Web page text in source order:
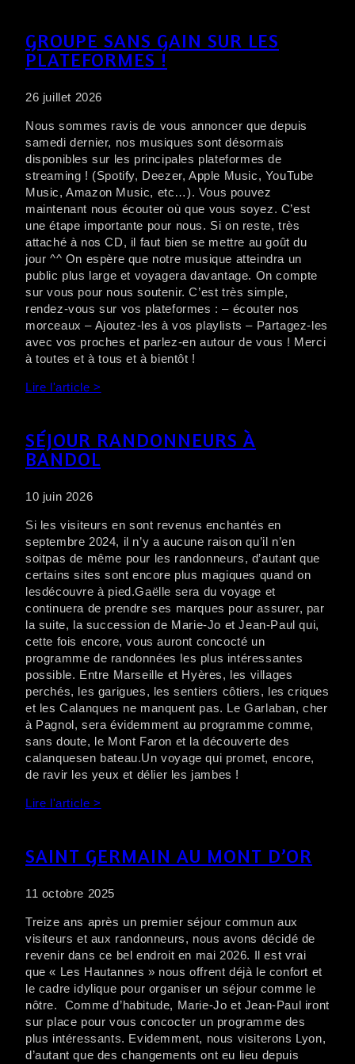
GROUPE SANS GAIN SUR LES
PLATEFORMES !
26 juillet 2026
Nous sommes ravis de vous annoncer que depuis
samedi dernier, nos musiques sont désormais
disponibles sur les principales plateformes de
streaming ! (Spotify, Deezer, Apple Music, YouTube
Music, Amazon Music, etc…). Vous pouvez
maintenant nous écouter où que vous soyez. C’est
une étape importante pour nous. Si on reste, très
attaché à nos CD, il faut bien se mettre au goût du
jour ^^ On espère que notre musique atteindra un
public plus large et voyagera davantage. On compte
sur vous pour nous soutenir. C’est très simple,
rendez-vous sur vos plateformes : – écouter nos
morceaux – Ajoutez-les à vos playlists – Partagez-les
avec vos proches et parlez-en autour de vous ! Merci
à toutes et à tous et à bientôt !
Lire l'article >
SÉJOUR RANDONNEURS À
BANDOL
10 juin 2026
Si les visiteurs en sont revenus enchantés en
septembre 2024, il n’y a aucune raison qu’il n’en
soitpas de même pour les randonneurs, d’autant que
certains sites sont encore plus magiques quand on
lesdécouvre à pied.Gaëlle sera du voyage et
continuera de prendre ses marques pour assurer, par
la suite, la succession de Marie-Jo et Jean-Paul qui,
cette fois encore, vous auront concocté un
programme de randonnées les plus intéressantes
possible. Entre Marseille et Hyères, les villages
perchés, les garigues, les sentiers côtiers, les criques
et les Calanques ne manquent pas. Le Garlaban, cher
à Pagnol, sera évidemment au programme comme,
sans doute, le Mont Faron et la découverte des
calanquesen bateau.Un voyage qui promet, encore,
de ravir les yeux et délier les jambes !
Lire l'article >
SAINT GERMAIN AU MONT D’OR
11 octobre 2025
Treize ans après un premier séjour commun aux
visiteurs et aux randonneurs, nous avons décidé de
revenir dans ce bel endroit en mai 2026. Il est vrai
que « Les Hautannes » nous offrent déjà le confort et
le cadre idylique pour organiser un séjour comme le
nôtre. Comme d’habitude, Marie-Jo et Jean-Paul iront
sur place pour vous concocter un programme des
plus intéressants. Evidemment, nous visiterons Lyon,
d’autant que des changements ont eu lieu depuis